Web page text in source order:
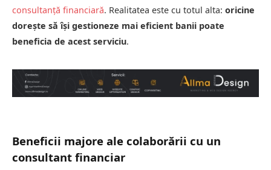
consultanță financiară. Realitatea este cu totul alta: oricine
dorește să își gestioneze mai eficient banii poate
beneficia de acest serviciu.
Beneficii majore ale colaborării cu un
consultant financiar